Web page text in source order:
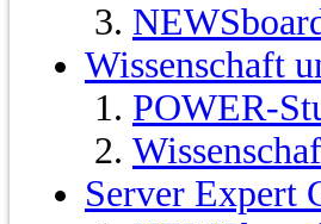
Wissenschaft
POWER-
Server Expert